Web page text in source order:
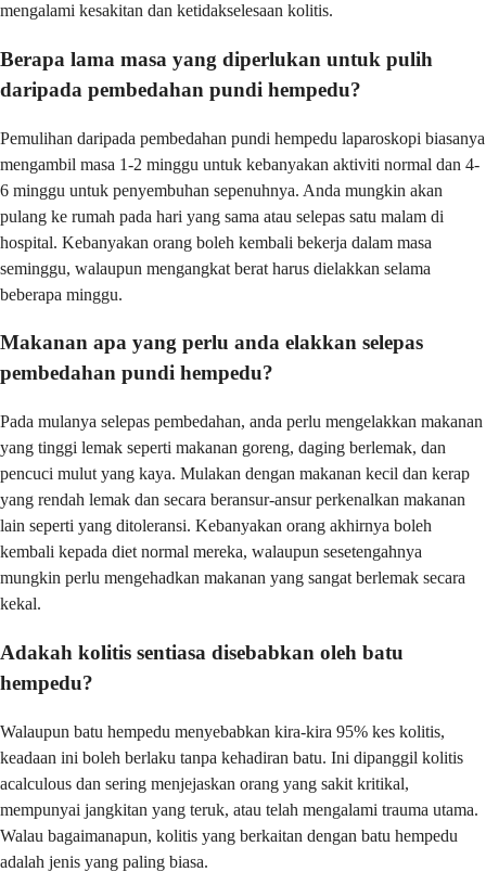
mengalami kesakitan dan ketidakselesaan kolitis.
Berapa lama masa yang diperlukan untuk pulih
daripada pembedahan pundi hempedu?
Pemulihan daripada pembedahan pundi hempedu laparoskopi biasanya
mengambil masa 1-2 minggu untuk kebanyakan aktiviti normal dan 4-
6 minggu untuk penyembuhan sepenuhnya. Anda mungkin akan
pulang ke rumah pada hari yang sama atau selepas satu malam di
hospital. Kebanyakan orang boleh kembali bekerja dalam masa
seminggu, walaupun mengangkat berat harus dielakkan selama
beberapa minggu.
Makanan apa yang perlu anda elakkan selepas
pembedahan pundi hempedu?
Pada mulanya selepas pembedahan, anda perlu mengelakkan makanan
yang tinggi lemak seperti makanan goreng, daging berlemak, dan
pencuci mulut yang kaya. Mulakan dengan makanan kecil dan kerap
yang rendah lemak dan secara beransur-ansur perkenalkan makanan
lain seperti yang ditoleransi. Kebanyakan orang akhirnya boleh
kembali kepada diet normal mereka, walaupun sesetengahnya
mungkin perlu mengehadkan makanan yang sangat berlemak secara
kekal.
Adakah kolitis sentiasa disebabkan oleh batu
hempedu?
Walaupun batu hempedu menyebabkan kira-kira 95% kes kolitis,
keadaan ini boleh berlaku tanpa kehadiran batu. Ini dipanggil kolitis
acalculous dan sering menjejaskan orang yang sakit kritikal,
mempunyai jangkitan yang teruk, atau telah mengalami trauma utama.
Walau bagaimanapun, kolitis yang berkaitan dengan batu hempedu
adalah jenis yang paling biasa.